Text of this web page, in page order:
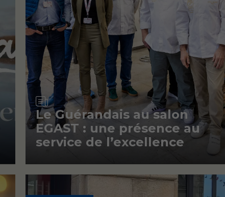
Article
Le Guérandais au salon
EGAST : une présence au
service de l’excellence